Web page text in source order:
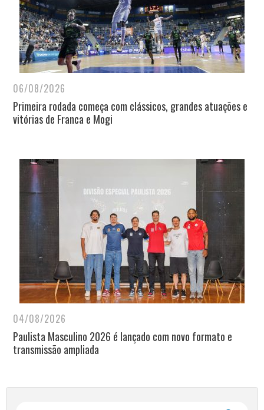
06/08/2026
Primeira rodada começa com clássicos, grandes atuações e
vitórias de Franca e Mogi
04/08/2026
Paulista Masculino 2026 é lançado com novo formato e
transmissão ampliada